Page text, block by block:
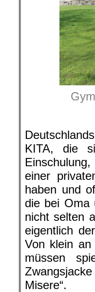
KITA, die
einer
haben und
die bei Oma
nicht selten
eigentlich
Von klein an
müssen
Misere“.